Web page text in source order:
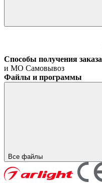
Способы получения заказа
и МО Самовывоз
Файлы и программы
Все файлы